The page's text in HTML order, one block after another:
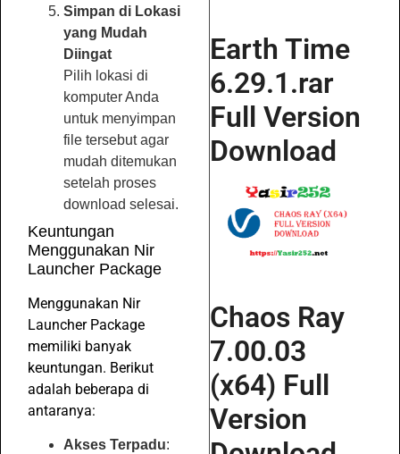
Simpan di Lokasi
yang Mudah
Diingat
Pilih lokasi di
komputer Anda
untuk menyimpan
file tersebut agar
mudah ditemukan
setelah proses
download selesai.
Keuntungan
Menggunakan Nir
Launcher Package
Menggunakan Nir
Launcher Package
memiliki banyak
keuntungan. Berikut
adalah beberapa di
antaranya:
Akses Terpadu:
Earth Time
6.29.1.rar
Full Version
Download
Chaos Ray
7.00.03
(x64) Full
Version